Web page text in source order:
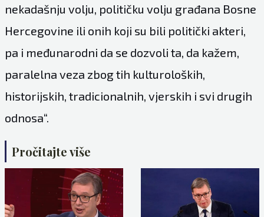
nekadašnju volju, političku volju građana Bosne
Hercegovine ili onih koji su bili politički akteri,
pa i međunarodni da se dozvoli ta, da kažem,
paralelna veza zbog tih kulturoloških,
historijskih, tradicionalnih, vjerskih i svi drugih
odnosa“.
Pročitajte više